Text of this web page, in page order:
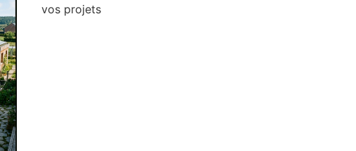
vos projets